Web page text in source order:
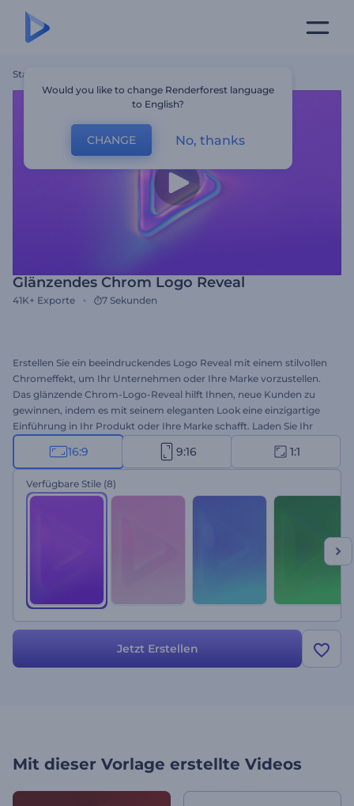
Startseite
Glänzendes Chrom Logo Reveal
41K+ Exporte 7 Sekunden
Erstellen Sie ein beeindruckendes Logo Reveal mit einem stilvollen
Chromeffekt, um Ihr Unternehmen oder Ihre Marke vorzustellen.
Das glänzende Chrom-Logo-Reveal hilft Ihnen, neue Kunden zu
gewinnen, indem es mit seinem eleganten Look eine einzigartige
Einführung in Ihr Produkt oder Ihre Marke schafft. Laden Sie Ihr
Logo hoch, wählen Sie Ihren bevorzugten Stil und erhalten Sie mit
wenigen Klicks eine professionelle Logoanimation. Perfekt geeignet
für Firmenvorstellungen, Markenwerbung, Präsentationen
technischer Produkte und vieles mehr. Testen Sie es jetzt!
16:9 9:16 1:1
Verfügbare Stile (8)
Jetzt Erstellen
Mit dieser Vorlage erstellte Videos
Would you like to change Renderforest language
to English?
CHANGE No, thanks